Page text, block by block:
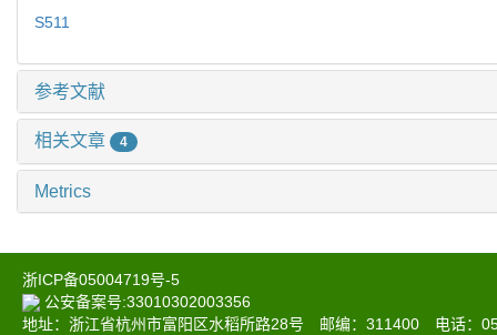
S511
参考文献
相关文章 4
Metrics
浙ICP备05004719号-5
公安备案号:33010302003356
地址：浙江省杭州市富阳区水稻所路28号 邮编：311400 电话：